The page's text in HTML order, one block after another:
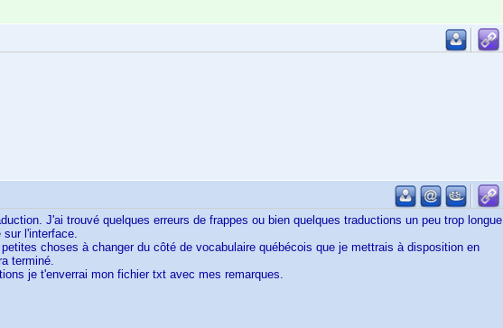
J'ai trouvé quelques erreurs de frappes ou bien quelques traductions un peu trop longue
sur l'interface.
choses à changer du côté de vocabulaire québécois que je mettrais à disposition en
terminé.
je t'enverrai mon fichier txt avec mes remarques.